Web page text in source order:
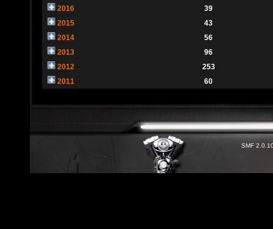
2016
39
2015
43
2014
56
2013
96
2012
253
2011
60
SMF